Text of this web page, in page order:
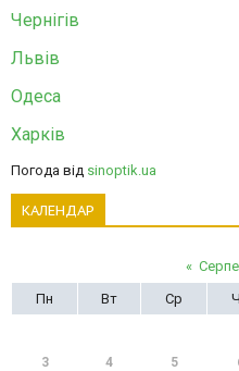
Чернігів
Львів
Одеса
Харків
Погода від sinoptik.ua
КАЛЕНДАР
«
Пн
Вт Ср
3 4 5